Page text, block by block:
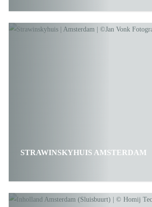
STRAWINSKYHUIS AMSTERDAM